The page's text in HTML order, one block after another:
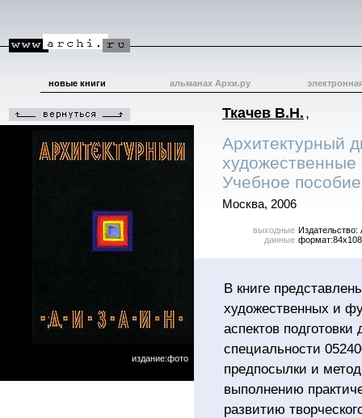
новые книги альманах Архи.ру
издание:фото
Ткачев В.Н. ,
Архитектурный
художественные
Учебное
Москва, 2006
выходные
данные
Издательство:
В книге
художественных и
аспектов
специальности
предпосылки и
выполнению
развитию